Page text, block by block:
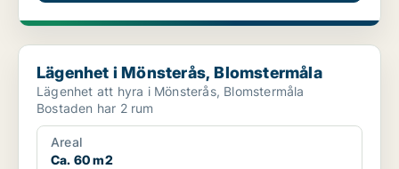
Lägenhet i Mönsterås, Blomstermåla
Lägenhet i Mönsterås, Blomstermåla
Lägenhet att hyra i Mönsterås, Blomstermåla
Bostaden har 2 rum
Areal
Ca. 60 m2